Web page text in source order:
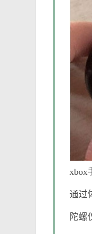
xbox
通过
陀螺